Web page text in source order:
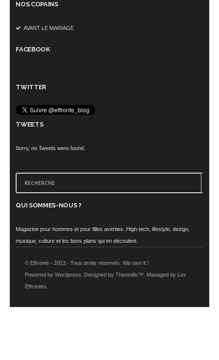
NOS COPAINS
AVANT LE MARIAGE
FACEBOOK
TWITTER
TWEETS
Sorry, no Tweets were found.
QUI SOMMES-NOUS ?
Magazine pour hommes et pour filles averties. High-tech, lifestyle, design,
musique, culture et les bons plans qui en découlent.
© Effronté - 2013 - Tous droits réservés. We own it !
Powered by Wordpress. Designed by Themnific™. Managed by Les
Effrontés.